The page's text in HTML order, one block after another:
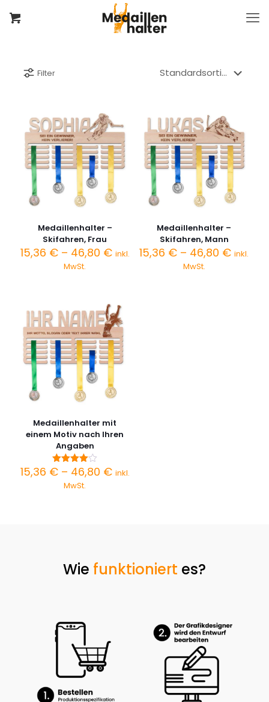
Filter
Medaillenhalter –
Skifahren, Frau
15,36 € – 46,80 €Preisspanne:
inkl.
MwSt.
Medaillenhalter –
Skifahren, Mann
15,36 € – 46,80 € inkl.
MwSt.
Medaillenhalter mit
einem Motiv nach Ihren
Angaben
Bewertet
mit
4.00
15,36 € – 46,80 €Preisspanne:
inkl.
MwSt.
Wie funktioniert es?